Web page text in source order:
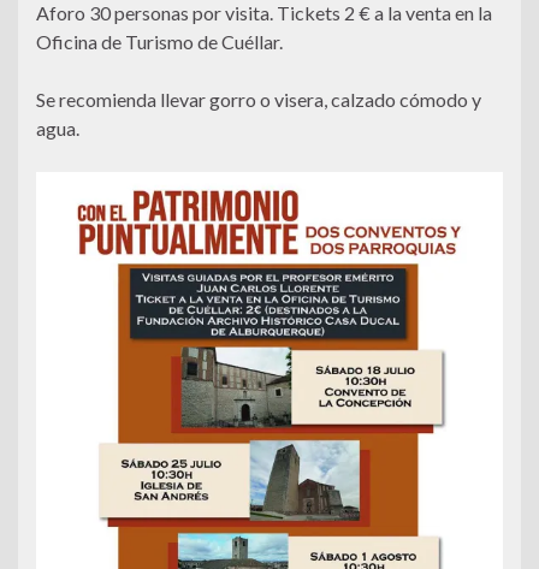
Aforo 30 personas por visita. Tickets 2 € a la venta en la
Oficina de Turismo de Cuéllar.
Se recomienda llevar gorro o visera, calzado cómodo y
agua.